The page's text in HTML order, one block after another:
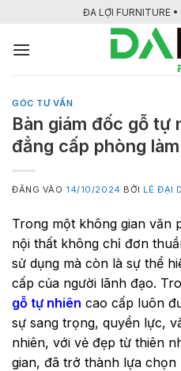
nội
ĐA LỢI FURNITURE
GÓC TƯ VẤN
Bàn giám đốc gỗ tự
đẳng cấp phòng
ĐĂNG VÀO 14/10/2024 BỞI LÊ ĐẠI
Trong một không gian văn
nội thất không chỉ đơn
sử dụng mà còn là sự thể
cấp của người lãnh đạo.
gỗ tự nhiên cao cấp luôn
sự sang trọng, quyền lực,
nhiên, với vẻ đẹp từ thiên
gian, đã trở thành lựa